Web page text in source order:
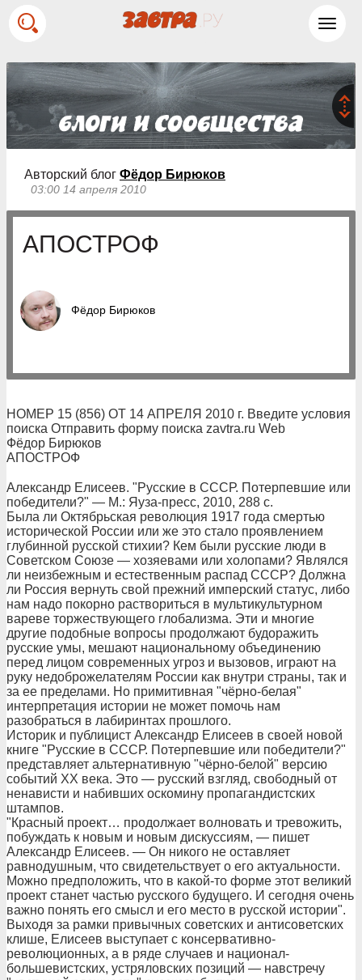
Авторский блог Фёдор Бирюков
03:00 14 апреля 2010
АПОСТРОФ
Фёдор Бирюков
НОМЕР 15 (856) ОТ 14 АПРЕЛЯ 2010 г. Введите условия
поиска Отправить форму поиска zavtra.ru Web
Фёдор Бирюков
АПОСТРОФ
Александр Елисеев. "Русские в СССР. Потерпевшие или
победители?" — М.: Яуза-пресс, 2010, 288 с.
Была ли Октябрьская революция 1917 года смертью
исторической России или же это стало проявлением
глубинной русской стихии? Кем были русские люди в
Советском Союзе — хозяевами или холопами? Являлся
ли неизбежным и естественным распад СССР? Должна
ли Россия вернуть свой прежний имперский статус, либо
нам надо покорно раствориться в мультикультурном
вареве торжествующего глобализма. Эти и многие
другие подобные вопросы продолжают будоражить
русские умы, мешают национальному объединению
перед лицом современных угроз и вызовов, играют на
руку недоброжелателям России как внутри страны, так и
за ее пределами. Но примитивная "чёрно-белая"
интерпретация истории не может помочь нам
разобраться в лабиринтах прошлого.
Историк и публицист Александр Елисеев в своей новой
книге "Русские в СССР. Потерпевшие или победители?"
представляет альтернативную "чёрно-белой" версию
событий XX века. Это — русский взгляд, свободный от
ненависти и набивших оскомину пропагандистских
штампов.
"Красный проект… продолжает волновать и тревожить,
побуждать к новым и новым дискуссиям, — пишет
Александр Елисеев. — Он никого не оставляет
равнодушным, что свидетельствует о его актуальности.
Можно предположить, что в какой-то форме этот великий
проект станет частью русского будущего. И сегодня очень
важно понять его смысл и его место в русской истории".
Выходя за рамки привычных советских и антисоветских
клише, Елисеев выступает с консервативно-
революционных, а в ряде случаев и национал-
большевистских, устряловских позиций — навстречу